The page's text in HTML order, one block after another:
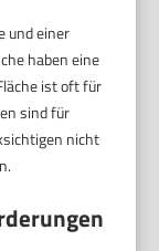
und einer
haben eine
ist oft für
sind für
nicht